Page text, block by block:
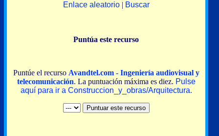
Enlace aleatorio| Buscar
Puntúa este recurso
Puntúe el recurso Avandtel.com - Ingeniería audiovisual y
telecomunicación. La puntuación máxima es diez. Pulse
aquí para ir a Construccion_y_obras/Arquitectura.